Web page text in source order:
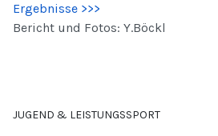
Ergebnisse >>>
Bericht und Fotos: Y.Böckl
JUGEND & LEISTUNGSSPORT